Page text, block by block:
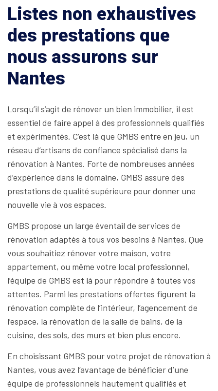
Listes non exhaustives
des prestations que
nous assurons sur
Nantes
Lorsqu’il s’agit de rénover un bien immobilier, il est
essentiel de faire appel à des professionnels qualifiés
et expérimentés. C’est là que GMBS entre en jeu, un
réseau d’artisans de confiance spécialisé dans la
rénovation à Nantes. Forte de nombreuses années
d’expérience dans le domaine, GMBS assure des
prestations de qualité supérieure pour donner une
nouvelle vie à vos espaces.
GMBS propose un large éventail de services de
rénovation adaptés à tous vos besoins à Nantes. Que
vous souhaitiez rénover votre maison, votre
appartement, ou même votre local professionnel,
l’équipe de GMBS est là pour répondre à toutes vos
attentes. Parmi les prestations offertes figurent la
rénovation complète de l’intérieur, l’agencement de
l’espace, la rénovation de la salle de bains, de la
cuisine, des sols, des murs et bien plus encore.
En choisissant GMBS pour votre projet de rénovation à
Nantes, vous avez l’avantage de bénéficier d’une
équipe de professionnels hautement qualifiés et